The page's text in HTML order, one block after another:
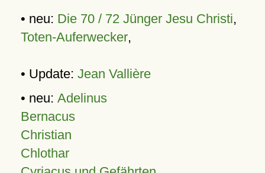
• neu: Die 70 / 72 Jünger Jesu Christi,
Toten-Auferwecker,
• Update: Jean Vallière
• neu: Adelinus
Bernacus
Christian
Chlothar